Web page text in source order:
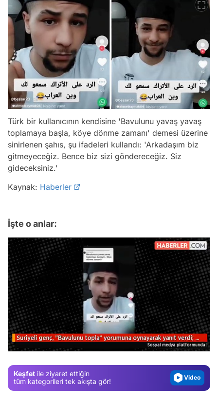
Türk bir kullanıcının kendisine 'Bavulunu yavaş yavaş
toplamaya başla, köye dönme zamanı' demesi üzerine
sinirlenen şahıs, şu ifadeleri kullandı: 'Arkadaşım biz
gitmeyeceğiz. Bence biz sizi göndereceğiz. Siz
gideceksiniz.'
Kaynak: Haberler
İşte o anlar:
/
Keşfet ile ziyaret ettiğin
tüm kategorileri tek akışta gör!
Video
Test
Gündem
Magazin
Test